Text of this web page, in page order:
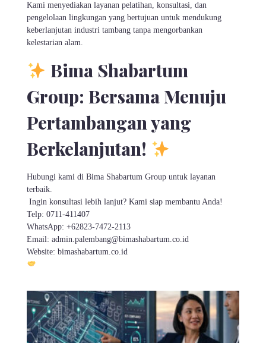
Kami menyediakan layanan pelatihan, konsultasi, dan
pengelolaan lingkungan yang bertujuan untuk mendukung
keberlanjutan industri tambang tanpa mengorbankan
kelestarian alam.
Bima Shabartum
Group: Bersama Menuju
Pertambangan yang
Berkelanjutan!
Hubungi kami di Bima Shabartum Group untuk layanan
terbaik.
Ingin konsultasi lebih lanjut? Kami siap membantu Anda!
Telp: 0711-411407
WhatsApp: +62823-7472-2113
Email: admin.palembang@bimashabartum.co.id
Website: bimashabartum.co.id